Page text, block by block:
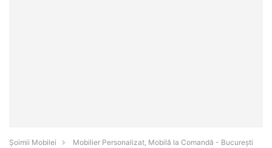
Șoimii Mobilei
Mobilier Personalizat, Mobilă la Comandă - Bucureşti